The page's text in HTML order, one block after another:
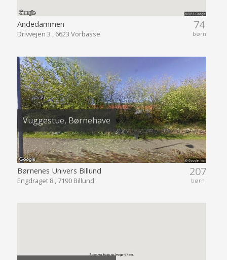
74
børn
Andedammen
Drivvejen 3 , 6623 Vorbasse
Vuggestue, Børnehave
207
børn
Børnenes Univers Billund
Engdraget 8 , 7190 Billund